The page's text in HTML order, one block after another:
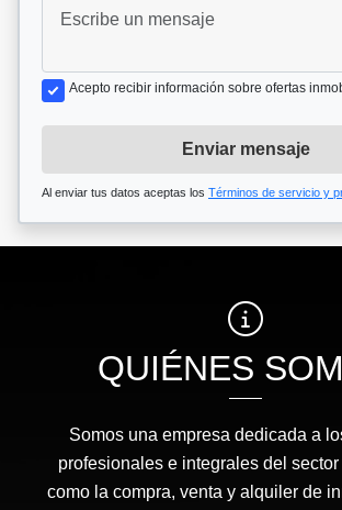
Acepto recibir información sobre ofertas
Enviar mensaje
Al enviar tus datos aceptas los Términos de servicio y
QUIÉNES
Somos una empresa dedicada a
profesionales e integrales del
como la compra, venta y alquiler de